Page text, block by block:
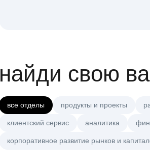
найди свою
все отделы продукты и проекты
клиентский сервис аналитика
корпоративное развитие рынков и